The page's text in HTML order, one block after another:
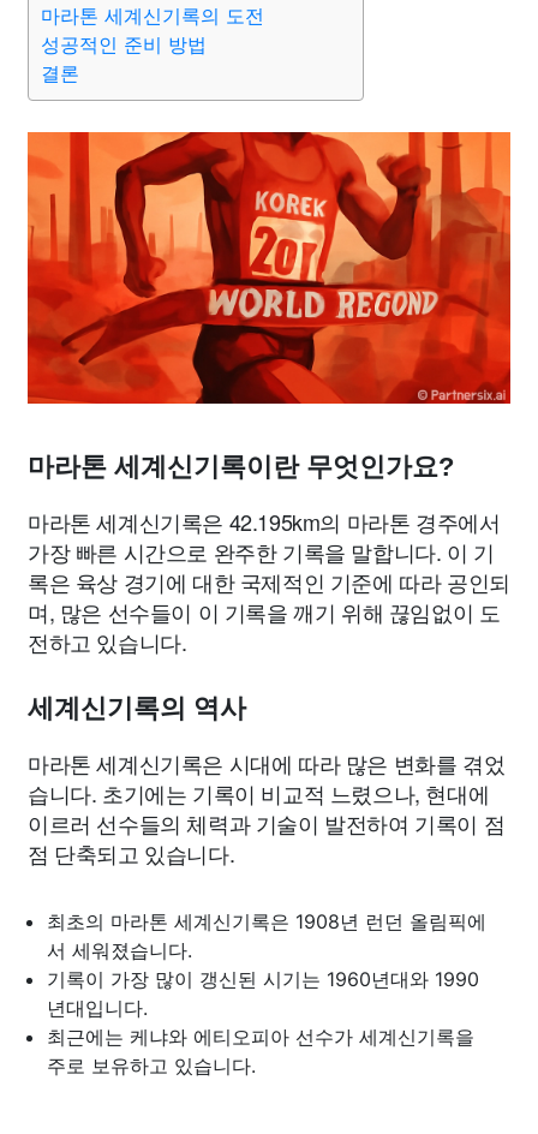
마라톤 세계신기록의 도전
성공적인 준비 방법
결론
마라톤 세계신기록이란 무엇인가요?
마라톤 세계신기록은 42.195km의 마라톤 경주에서
가장 빠른 시간으로 완주한 기록을 말합니다. 이 기
록은 육상 경기에 대한 국제적인 기준에 따라 공인되
며, 많은 선수들이 이 기록을 깨기 위해 끊임없이 도
전하고 있습니다.
세계신기록의 역사
마라톤 세계신기록은 시대에 따라 많은 변화를 겪었
습니다. 초기에는 기록이 비교적 느렸으나, 현대에
이르러 선수들의 체력과 기술이 발전하여 기록이 점
점 단축되고 있습니다.
최초의 마라톤 세계신기록은 1908년 런던 올림픽에
서 세워졌습니다.
기록이 가장 많이 갱신된 시기는 1960년대와 1990
년대입니다.
최근에는 케냐와 에티오피아 선수가 세계신기록을
주로 보유하고 있습니다.